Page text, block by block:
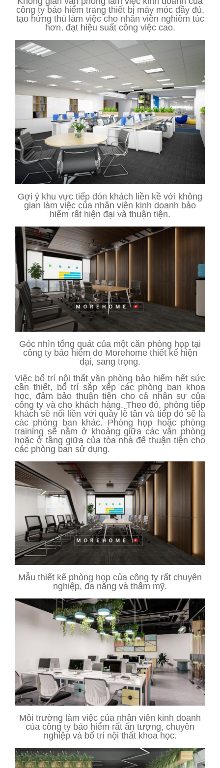
công ty bảo hiểm trang thiết bị máy móc đầy đủ,
tạo hứng thú làm việc cho nhân viên nghiêm túc
hơn, đạt hiệu suất công việc cao.
Gợi ý khu vực tiếp đón khách liền kề với không
gian làm việc của nhân viên kinh doanh bảo
hiểm rất hiện đại và thuận tiện.
Góc nhìn tổng quát của một căn phòng họp tại
công ty bảo hiểm do Morehome thiết kế hiện
đại, sang trọng.
Việc bố trí nội thất văn phòng bảo hiểm hết sức
cần thiết, bố trí sắp xếp các phòng ban khoa
học, đảm bảo thuận tiện cho cả nhân sự của
công ty và cho khách hàng. Theo đó, phòng tiếp
khách sẽ nối liền với quầy lễ tân và tiếp đó sẽ là
các phòng ban khác. Phòng họp hoặc phòng
training sẽ nằm ở khoảng giữa các văn phòng
hoặc ở tầng giữa của tòa nhà để thuận tiện cho
các phòng ban sử dụng.
Mẫu thiết kế phòng họp của công ty rất chuyên
nghiệp, đa năng và thẩm mỹ.
Môi trường làm việc của nhân viên kinh doanh
của công ty bảo hiểm rất ấn tượng, chuyên
nghiệp và bố trí nội thất khoa học.